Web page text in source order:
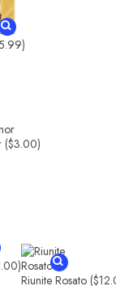
($3.00)
Riunite Rosato